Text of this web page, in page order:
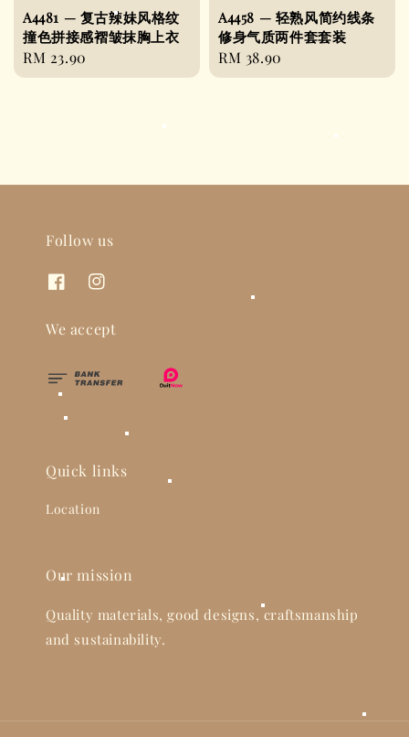
A4481 — 复古辣妹风格纹
撞色拼接感褶皱抹胸上衣
Regular
price
RM 23.90
A4458 — 轻熟风简约线条
修身气质两件套套装
Regular
price
RM 38.90
Follow us
We accept
Quick links
Location
Our mission
Quality materials, good designs, craftsmanship
and sustainability.